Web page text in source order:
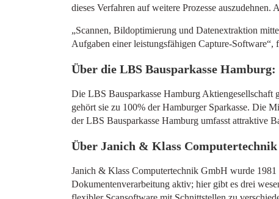
dieses Verfahren auf weitere Prozesse
„Scannen, Bildoptimierung und Datenextraktion
Aufgaben einer leistungsfähigen Capture-
Über die LBS Bausparkasse Hamburg:
Die LBS Bausparkasse Hamburg Aktiengesellschaft
gehört sie zu 100% der Hamburger Sparkasse. Die
der LBS Bausparkasse Hamburg umfasst attraktive
Über Janich & Klass
Janich & Klass Computertechnik GmbH wurde
Dokumentenverarbeitung aktiv; hier gibt es drei